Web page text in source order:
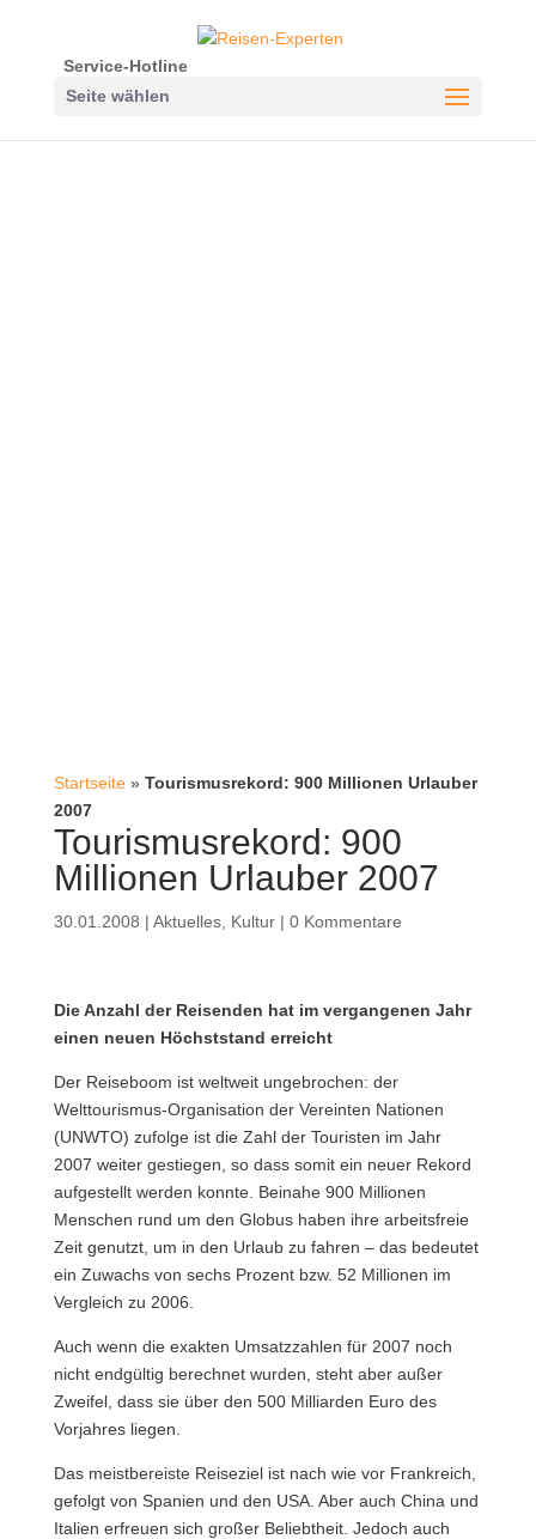
Service-Hotline
Seite wählen
Startseite» Tourismusrekord: 900 Millionen Urlauber
2007
Tourismusrekord: 900
Millionen Urlauber 2007
30.01.2008 | Aktuelles, Kultur| 0 Kommentare
Die Anzahl der Reisenden hat im vergangenen Jahr
einen neuen Höchststand erreicht
Der Reiseboom ist weltweit ungebrochen: der
Welttourismus-Organisation der Vereinten Nationen
(UNWTO) zufolge ist die Zahl der Touristen im Jahr
2007 weiter gestiegen, so dass somit ein neuer Rekord
aufgestellt werden konnte. Beinahe 900 Millionen
Menschen rund um den Globus haben ihre arbeitsfreie
Zeit genutzt, um in den Urlaub zu fahren – das bedeutet
ein Zuwachs von sechs Prozent bzw. 52 Millionen im
Vergleich zu 2006.
Auch wenn die exakten Umsatzzahlen für 2007 noch
nicht endgültig berechnet wurden, steht aber außer
Zweifel, dass sie über den 500 Milliarden Euro des
Vorjahres liegen.
Das meistbereiste Reiseziel ist nach wie vor Frankreich,
gefolgt von Spanien und den USA. Aber auch China und
Italien erfreuen sich großer Beliebtheit. Jedoch auch